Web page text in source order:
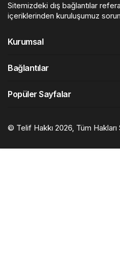
Sitemizdeki dış bağlantılar
içeriklerinden kuruluşumuz
Kurumsal
Bağlantılar
Popüler Sayfalar
© Telif Hakkı 2026, Tüm Hakları